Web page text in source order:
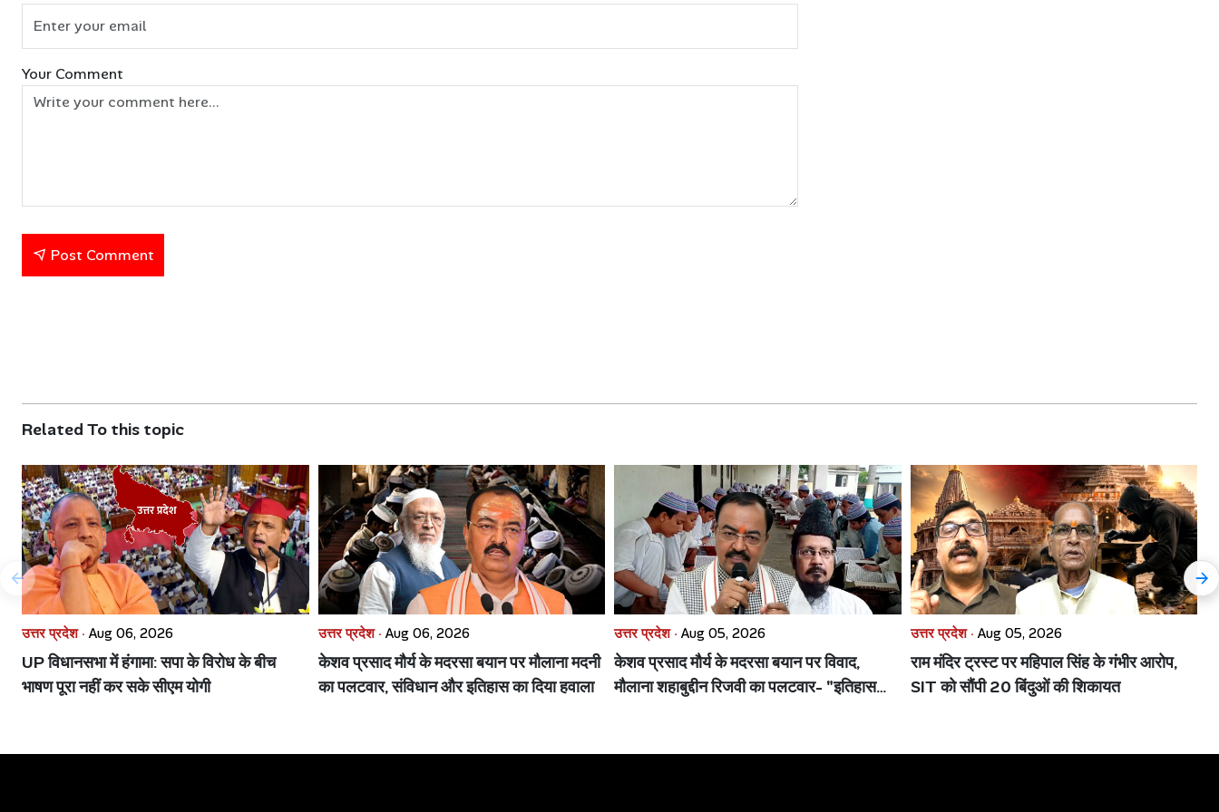
Your Comment
Post Comment
Related To this topic
उत्तर प्रदेश · Aug 06, 2026
UP विधानसभा में हंगामा: सपा के विरोध के बीच
भाषण पूरा नहीं कर सके सीएम योगी
उत्तर प्रदेश · Aug 06, 2026
केशव प्रसाद मौर्य के मदरसा बयान पर मौलाना मदनी
का पलटवार, संविधान और इतिहास का दिया हवाला
उत्तर प्रदेश · Aug 05, 2026
केशव प्रसाद मौर्य के मदरसा बयान पर विवाद,
मौलाना शहाबुद्दीन रिजवी का पलटवार- "इतिहास
उत्तर प्रदेश · Aug 05, 2026
राम मंदिर ट्रस्ट पर महिपाल सिंह के गंभीर आरोप,
SIT को सौंपी 20 बिंदुओं की शिकायत